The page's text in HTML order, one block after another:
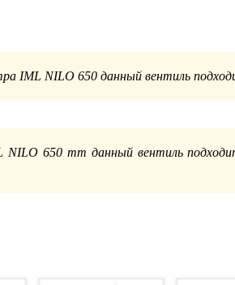
IML NILO 650 данный вентиль
NILO 650 mm данный вентиль